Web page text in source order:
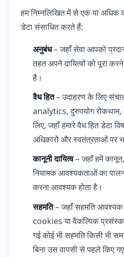
हम निम्नलिखित में से एक या अधिक
डेटा संसाधित करते हैं:
अनुबंध– जहाँ सेवा आपको
तहत अपने दायित्वों को पूरा
है।
वैध हित– उदाहरण के लिए
analytics, दुरुपयोग
लिए, जहाँ हमारे वैध हित डेटा
अधिकारों और स्वतंत्रताओं पर
कानूनी दायित्व– जहाँ हमें कानून,
नियामक आवश्यकताओं का
करना आवश्यक होता है।
सहमति– जहाँ सहमति आवश्यक
cookies या वैकल्पिक
गई कोई भी सहमति किसी भी
बिना उस वापसी से पहले किए